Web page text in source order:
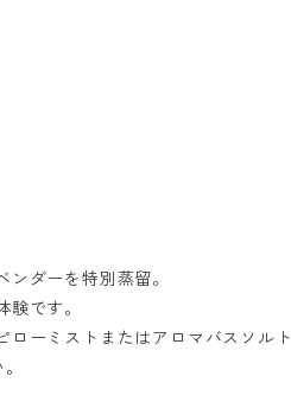
ダーを特別蒸留。
です。
ーミストまたはアロマバスソルト